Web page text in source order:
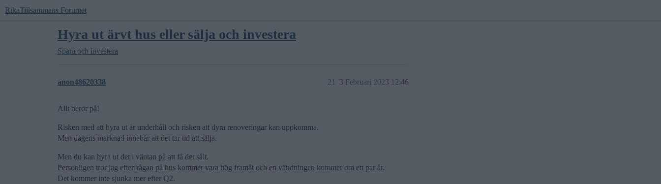
RikaTillsammans Forumet
Hyra ut ärvt hus eller sälja och investera
Spara och investera
anon48620338 3 Februari 2023 12:46
21
Allt beror på!
Risken med att hyra ut är underhåll och risken att dyra renoveringar kan uppkomma.
Men dagens marknad innebär att det tar tid att sälja.
Men du kan hyra ut det i väntan på att få det sålt.
Personligen tror jag efterfrågan på hus kommer vara hög framåt och en vändningen kommer om ett par år.
Det kommer inte sjunka mer efter Q2.